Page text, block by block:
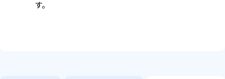
す。